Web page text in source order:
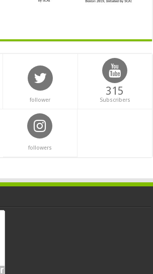
follower
315
Subscribers
followers